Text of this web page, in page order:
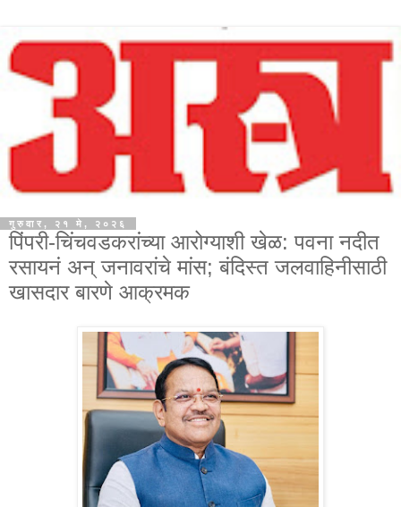
गुरुवार, २१ मे, २०२६
पिंपरी-चिंचवडकरांच्या आरोग्याशी खेळ: पवना नदीत
रसायनं अन् जनावरांचे मांस; बंदिस्त जलवाहिनीसाठी
खासदार बारणे आक्रमक